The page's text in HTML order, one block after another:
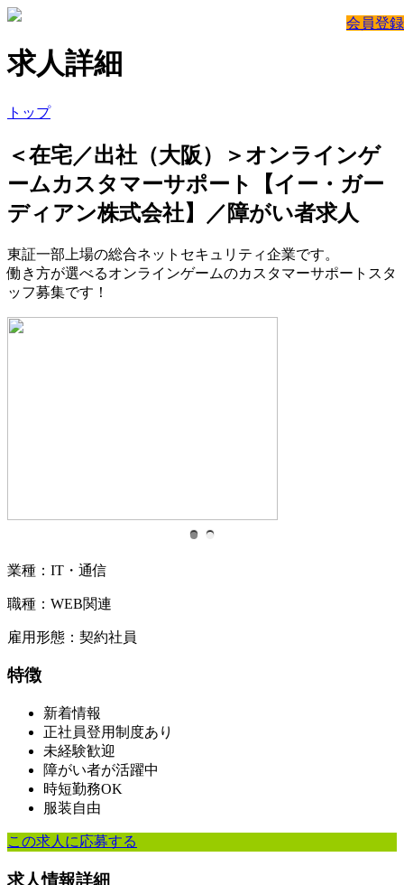
求人詳細
トップ
会員登録
＜在宅／出社（大阪）＞オンラインゲ
ームカスタマーサポート【イー・ガー
ディアン株式会社】／障がい者求人
東証一部上場の総合ネットセキュリティ企業です。
働き方が選べるオンラインゲームのカスタマーサポートスタ
ッフ募集です！
業種：IT・通信
職種：WEB関連
雇用形態：契約社員
特徴
新着情報
正社員登用制度あり
未経験歓迎
障がい者が活躍中
時短勤務OK
服装自由
この求人に応募する
求人情報詳細